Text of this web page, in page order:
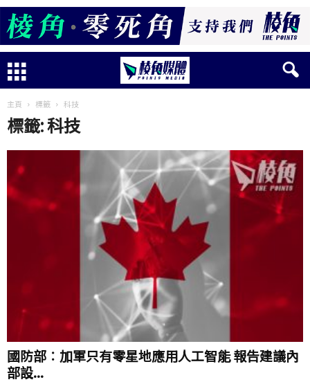
主頁 標籤 科技
標籤: 科技
國防部︰加軍只有零星地應用人工智能 報告建議內
部設...